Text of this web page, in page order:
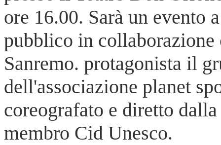
ore 16.00. Sarà un evento
pubblico in
Sanremo. protagonista il
dell'associazione planet
coreografato e diretto
membro Cid Unesco.